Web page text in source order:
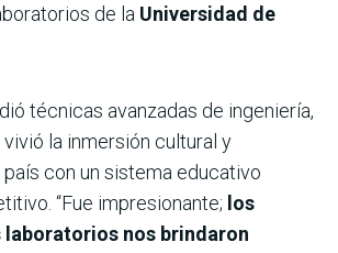
de la Universidad de
técnicas avanzadas de ingeniería,
la inmersión cultural y
con un sistema educativo
“Fue impresionante; los
laboratorios nos brindaron